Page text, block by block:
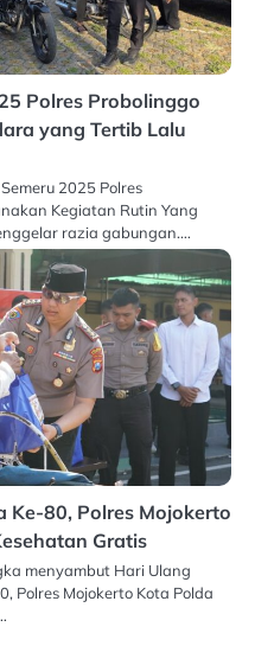
Polres Probolinggo
yang Tertib Lalu
2025 Polres
Kegiatan Rutin Yang
razia gabungan.…
Ke-80, Polres Mojokerto
Gratis
menyambut Hari Ulang
Polres Mojokerto Kota Polda